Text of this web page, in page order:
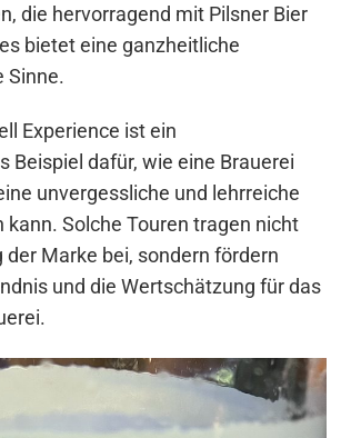
die hervorragend mit Pilsner Bier
bietet eine ganzheitliche
Sinne.
Experience ist ein
Beispiel dafür, wie eine Brauerei
unvergessliche und lehrreiche
kann. Solche Touren tragen nicht
der Marke bei, sondern fördern
und die Wertschätzung für das